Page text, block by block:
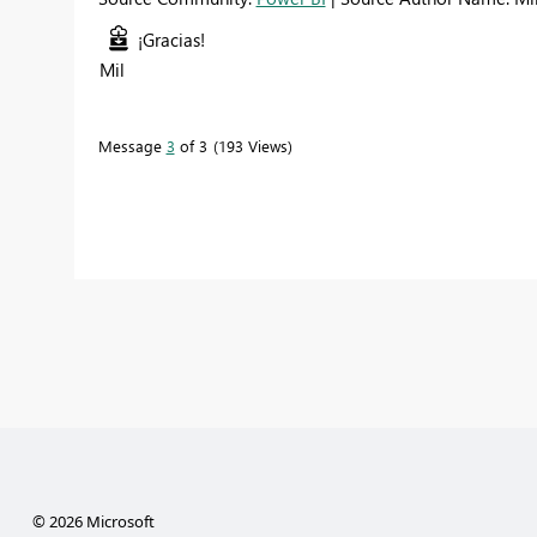
¡Gracias!
Mil
Message 3 of 3 193 Views
© 2026 Microsoft